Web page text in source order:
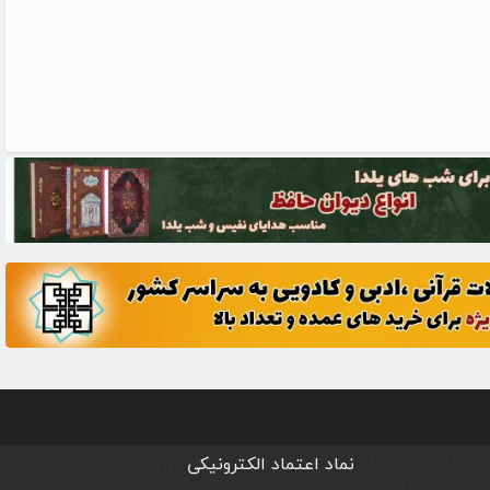
نماد اعتماد الکترونیکی